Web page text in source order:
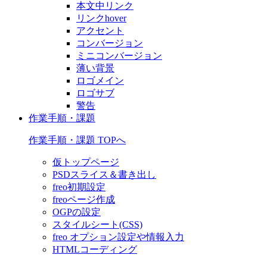
本文中リンク
リンクhover
アクセント
コンバージョン
ミニコンバージョン
薄い背景
ロゴメイン
ロゴサブ
警告
作業手順・課題
作業手順・課題 TOPへ
仮トップページ
PSDスライス＆書き出し
freo初期設定
freoページ作成
OGPの設定
スタイルシート(CSS)
freo オプション設定や情報入力
HTMLコーディング